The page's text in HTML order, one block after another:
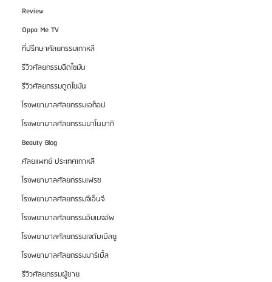
Review
Oppa Me TV
ที่ปรึกษาศัลยกรรมเกาหลี
รีวิวศัลยกรรมฉีดไขมัน
รีวิวศัลยกรรมดูดไขมัน
โรงพยาบาลศัลยกรรมเอท็อป
โรงพยาบาลศัลยกรรมบาโนบากิ
Beauty Blog
ศัลยแพทย์ ประเทศเกาหลี
โรงพยาบาลศัลยกรรมเฟรช
โรงพยาบาลศัลยกรรมจีเอ็นจี
โรงพยาบาลศัลยกรรมอิมเมจอัพ
โรงพยาบาลศัลยกรรมเจดับเบิลยู
โรงพยาบาลศัลยกรรมมาร์เบิ้ล
รีวิวศัลยกรรมผู้ชาย